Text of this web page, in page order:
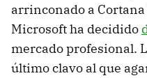
arrinconado a
Microsoft ha decidido
mercado profesional.
último clavo al que